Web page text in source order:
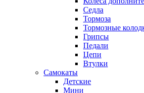
Седла
Тормоза
Тормозные
Грипсы
Педали
Цепи
Втулки
Самокаты
Детские
Мини